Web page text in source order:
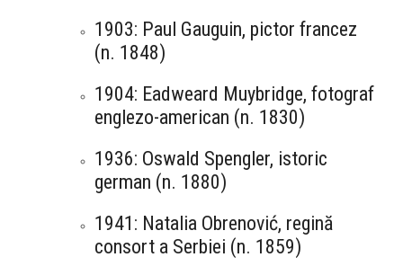
1903: Paul Gauguin, pictor francez
(n. 1848)
1904: Eadweard Muybridge, fotograf
englezo-american (n. 1830)
1936: Oswald Spengler, istoric
german (n. 1880)
1941: Natalia Obrenović, regină
consort a Serbiei (n. 1859)